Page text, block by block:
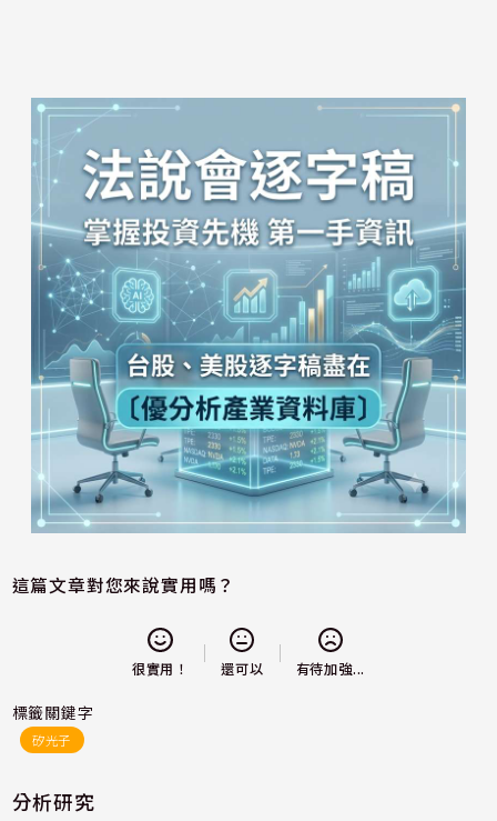
這篇文章對您來說實用嗎？
很實用！ 還可以 有待加強...
標籤關鍵字
矽光子
分析研究